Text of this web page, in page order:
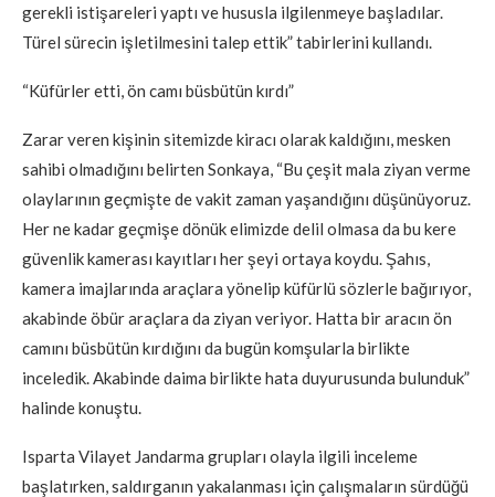
gerekli istişareleri yaptı ve hususla ilgilenmeye başladılar.
Türel sürecin işletilmesini talep ettik” tabirlerini kullandı.
“Küfürler etti, ön camı büsbütün kırdı”
Zarar veren kişinin sitemizde kiracı olarak kaldığını, mesken
sahibi olmadığını belirten Sonkaya, “Bu çeşit mala ziyan verme
olaylarının geçmişte de vakit zaman yaşandığını düşünüyoruz.
Her ne kadar geçmişe dönük elimizde delil olmasa da bu kere
güvenlik kamerası kayıtları her şeyi ortaya koydu. Şahıs,
kamera imajlarında araçlara yönelip küfürlü sözlerle bağırıyor,
akabinde öbür araçlara da ziyan veriyor. Hatta bir aracın ön
camını büsbütün kırdığını da bugün komşularla birlikte
inceledik. Akabinde daima birlikte hata duyurusunda bulunduk”
halinde konuştu.
Isparta Vilayet Jandarma grupları olayla ilgili inceleme
başlatırken, saldırganın yakalanması için çalışmaların sürdüğü